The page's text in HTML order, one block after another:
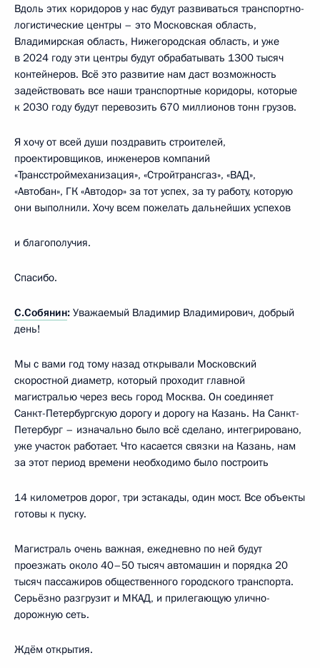
Вдоль этих коридоров у нас будут развиваться транспортно-
логистические центры – это Московская область,
Владимирская область, Нижегородская область, и уже
в 2024 году эти центры будут обрабатывать 1300 тысяч
контейнеров. Всё это развитие нам даст возможность
задействовать все наши транспортные коридоры, которые
к 2030 году будут перевозить 670 миллионов тонн грузов.
Я хочу от всей души поздравить строителей,
проектировщиков, инженеров компаний
«Трансстроймеханизация», «Стройтрансгаз», «ВАД»,
«Автобан», ГК «Автодор» за тот успех, за ту работу, которую
они выполнили. Хочу всем пожелать дальнейших успехов
и благополучия.
Спасибо.
С.Собянин: Уважаемый Владимир Владимирович, добрый
день!
Мы с вами год тому назад открывали Московский
скоростной диаметр, который проходит главной
магистралью через весь город Москва. Он соединяет
Санкт-Петербургскую дорогу и дорогу на Казань. На Санкт-
Петербург – изначально было всё сделано, интегрировано,
уже участок работает. Что касается связки на Казань, нам
за этот период времени необходимо было построить
14 километров дорог, три эстакады, один мост. Все объекты
готовы к пуску.
Магистраль очень важная, ежедневно по ней будут
проезжать около 40–50 тысяч автомашин и порядка 20
тысяч пассажиров общественного городского транспорта.
Серьёзно разгрузит и МКАД, и прилегающую улично-
дорожную сеть.
Ждём открытия.